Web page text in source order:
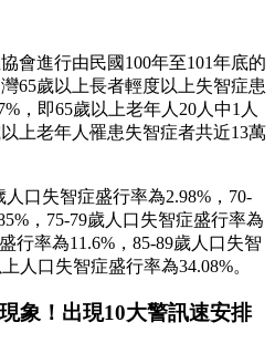
會進行由民國100年至101年底的
65歲以上長者輕度以上失智症患
，即65歲以上老年人20人中1人
上老年人罹患失智症者共近13萬
口失智症盛行率為2.98%，70-
，75-79歲人口失智症盛行率為
行率為11.6%，85-89歲人口失智
人口失智症盛行率為34.08%。
象！出現10大警訊速安排